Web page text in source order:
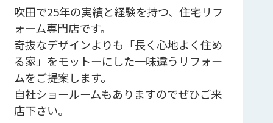
吹田で25年の実績と経験を持つ、住宅リフ
ォーム専門店です。
奇抜なデザインよりも「長く心地よく住め
る家」をモットーにした一味違うリフォー
ムをご提案します。
自社ショールームもありますのでぜひご来
店下さい。